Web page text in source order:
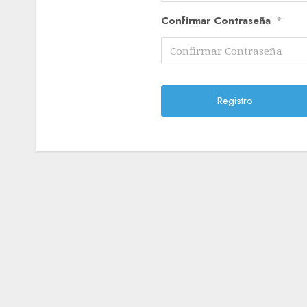
Confirmar Contraseña *